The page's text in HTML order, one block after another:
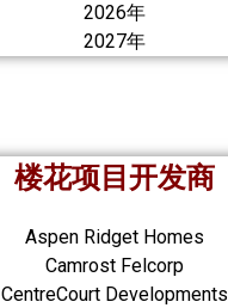
2026年
2027年
楼花项目开发商
Aspen Ridget Homes
Camrost Felcorp
CentreCourt Developments